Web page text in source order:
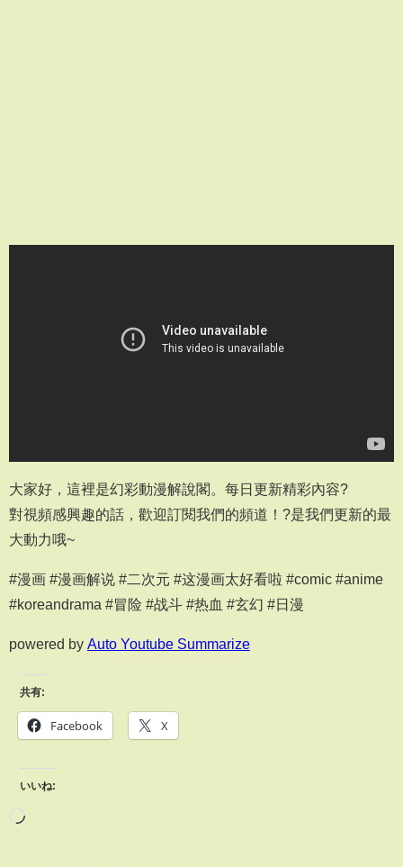
大家好，這裡是幻彩動漫解說閣。每日更新精彩內容?
對視頻感興趣的話，歡迎訂閱我們的頻道！?是我們更新的最
大動力哦~
#漫画 #漫画解说 #二次元 #这漫画太好看啦 #comic #anime
#koreandrama #冒险 #战斗 #热血 #玄幻 #日漫
powered by Auto Youtube Summarize
共有:
Facebook X
いいね: